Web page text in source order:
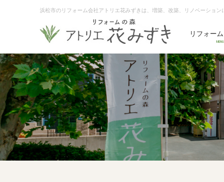
浜松市のリフォーム会社アトリエ花みずきは、増築、改築、リノベーショ
リフォー
MENU